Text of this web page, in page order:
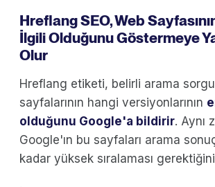
Hreflang SEO, Web
İlgili Olduğunu Göstermeye
Olur
Hreflang etiketi, belirli arama
sayfalarının hangi versiyonlarının
olduğunu Google'a bildirir. Aynı
Google'ın bu sayfaları arama
kadar yüksek sıralaması